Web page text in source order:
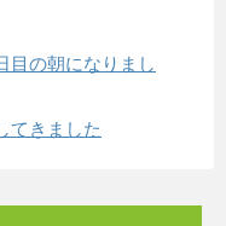
目の朝になりまし
てきました